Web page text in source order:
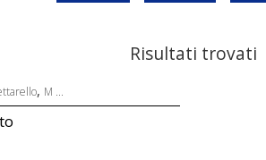
Risultati trovati
, M ...